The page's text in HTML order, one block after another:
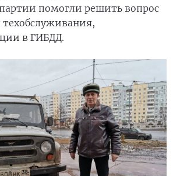
помогли решить вопрос
в ГИБДД.